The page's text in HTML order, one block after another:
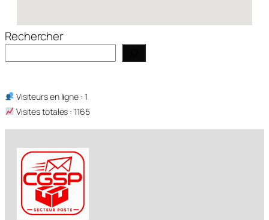
Rechercher
Visiteurs en ligne : 1
Visites totales : 1165